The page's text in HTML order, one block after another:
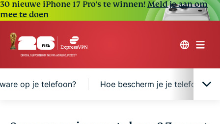
30 nieuwe iPhone 17 Pro's te winnen!Meld je aan om
mee te doen
op je telefoon? Hoe bescherm je je telefoon
15 signalen dat iemand je telefoon bespioneert